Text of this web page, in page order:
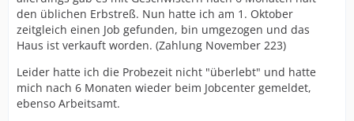
den üblichen Erbstreß. Nun hatte ich am 1. Oktober
zeitgleich einen Job gefunden, bin umgezogen und das
Haus ist verkauft worden. (Zahlung November 223)
Leider hatte ich die Probezeit nicht "überlebt" und hatte
mich nach 6 Monaten wieder beim Jobcenter gemeldet,
ebenso Arbeitsamt.